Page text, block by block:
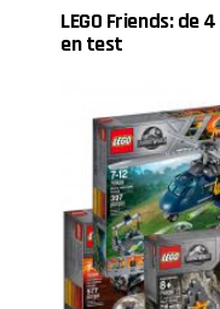
LEGO Friends: de
en test